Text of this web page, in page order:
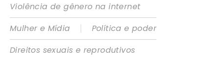
Violência de gênero na internet
Mulher e Mídia
|
Política e poder
Direitos sexuais e reprodutivos